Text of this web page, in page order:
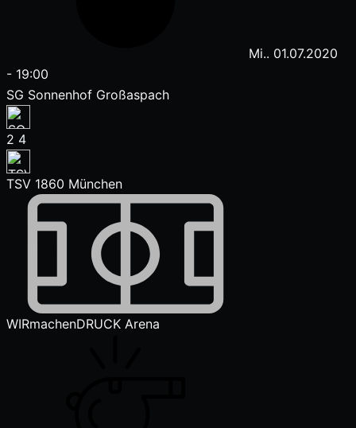
Mi.. 01.07.2020
- 19:00
SG Sonnenhof Großaspach
2 4
TSV 1860 München
WIRmachenDRUCK Arena